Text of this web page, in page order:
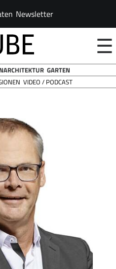
Newsletter
☰
GARTEN
VIDEO / PODCAST